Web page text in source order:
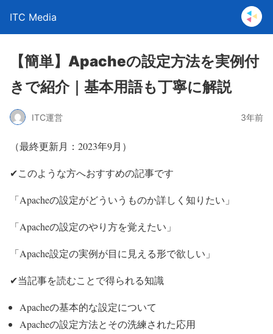
ITC Media
【簡単】Apacheの設定方法を実例付
きで紹介｜基本用語も丁寧に解説
ITC運営 3年前
（最終更新月：2023年9月）
✔このような方へおすすめの記事です
「Apacheの設定がどういうものか詳しく知りたい」
「Apacheの設定のやり方を覚えたい」
「Apache設定の実例が目に見える形で欲しい」
✔当記事を読むことで得られる知識
Apacheの基本的な設定について
Apacheの設定方法とその洗練された応用